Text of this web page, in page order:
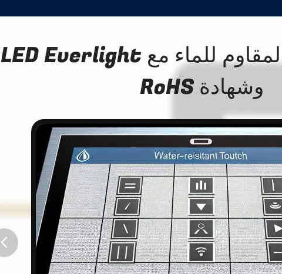
مفتاح الغشاء المقاوم للماء مع LED Everlight
وشهادة RoHS